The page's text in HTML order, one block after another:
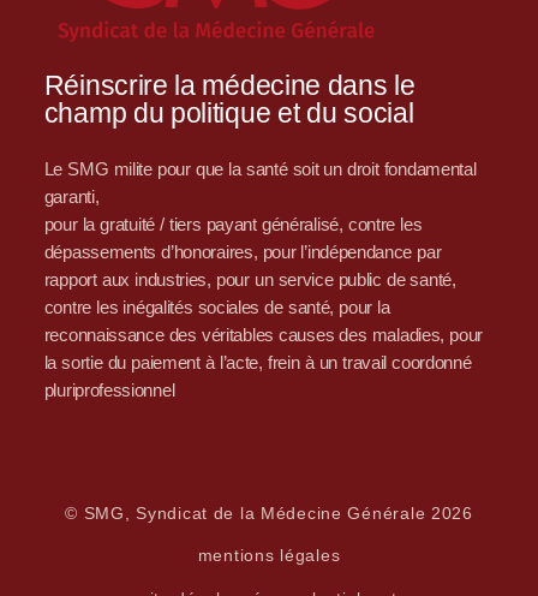
Réinscrire la médecine dans le
champ du politique et du social
Le SMG milite pour que la santé soit un droit fondamental
garanti,
pour la gratuité / tiers payant généralisé, contre les
dépassements d’honoraires, pour l’indépendance par
rapport aux industries, pour un service public de santé,
contre les inégalités sociales de santé, pour la
reconnaissance des véritables causes des maladies, pour
la sortie du paiement à l’acte, frein à un travail coordonné
pluriprofessionnel
© SMG, Syndicat de la Médecine Générale 2026
mentions légales